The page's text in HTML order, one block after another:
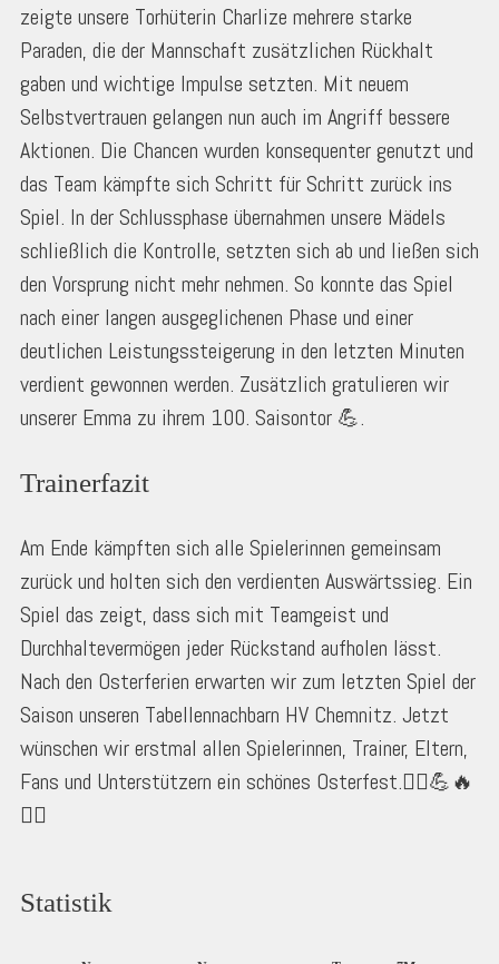
zeigte unsere Torhüterin Charlize mehrere starke
Paraden, die der Mannschaft zusätzlichen Rückhalt
gaben und wichtige Impulse setzten. Mit neuem
Selbstvertrauen gelangen nun auch im Angriff bessere
Aktionen. Die Chancen wurden konsequenter genutzt und
das Team kämpfte sich Schritt für Schritt zurück ins
Spiel. In der Schlussphase übernahmen unsere Mädels
schließlich die Kontrolle, setzten sich ab und ließen sich
den Vorsprung nicht mehr nehmen. So konnte das Spiel
nach einer langen ausgeglichenen Phase und einer
deutlichen Leistungssteigerung in den letzten Minuten
verdient gewonnen werden. Zusätzlich gratulieren wir
unserer Emma zu ihrem 100. Saisontor 💪.
Trainerfazit
Am Ende kämpften sich alle Spielerinnen gemeinsam
zurück und holten sich den verdienten Auswärtssieg. Ein
Spiel das zeigt, dass sich mit Teamgeist und
Durchhaltevermögen jeder Rückstand aufholen lässt.
Nach den Osterferien erwarten wir zum letzten Spiel der
Saison unseren Tabellennachbarn HV Chemnitz. Jetzt
wünschen wir erstmal allen Spielerinnen, Trainer, Eltern,
Fans und Unterstützern ein schönes Osterfest.🤾‍♀️💪🔥
🤾‍♀️
Statistik